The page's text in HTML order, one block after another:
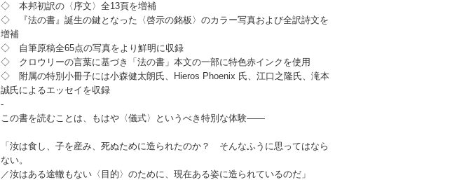
◇ 本邦初訳の〈序文〉全13頁を増補
◇ 『法の書』誕生の鍵となった〈啓示の銘板〉のカラー写真および全訳詩文を
増補
◇ 自筆原稿全65点の写真をより鮮明に収録
◇ クロウリーの言葉に基づき「法の書」本文の一部に特色赤インクを使用
◇ 附属の特別小冊子には小森健太朗氏、Hieros Phoenix 氏、江口之隆氏、滝本
誠氏によるエッセイを収録
-
この書を読むことは、もはや〈儀式〉というべき特別な体験――
「汝は食し、子を産み、死ぬために造られたのか？ そんなふうに思ってはなら
ない。
／汝はある途轍もない〈目的〉のために、現在ある姿に造られているのだ」